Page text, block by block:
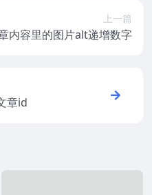
上一篇
内容里的图片alt递增数字
章id